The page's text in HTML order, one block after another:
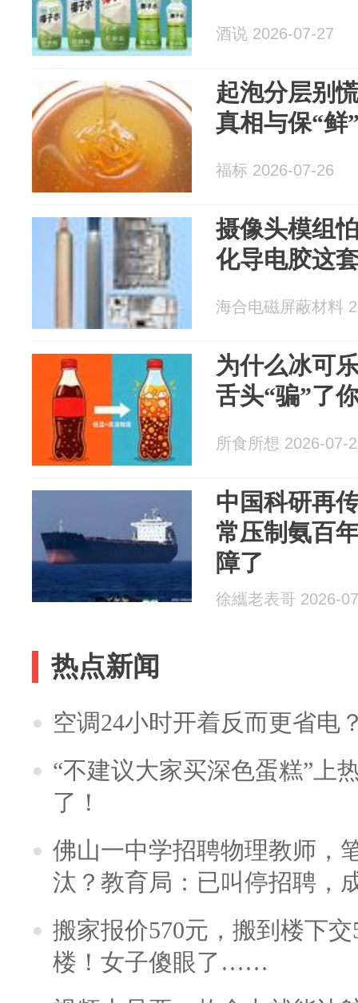
酒说 2026-07-27
起泡分层别
真相与保“鲜
福标 2026-07-26
摄像头模组
化导电胶这
海合电磁屏蔽材料
为什么冰可
舌头“骗”了
所食所想 2026-07-
中国科研再
常压制氨百
障了
徐纗老表哥 2026-
热点新闻
空调24小时开着反而更省电
“不建议大家买深色蛋糕”上
了！
佛山一中学招聘物理教师，
汰？教育局：已叫停招聘，
搬家报价570元，搬到楼下
楼！女子傻眼了……